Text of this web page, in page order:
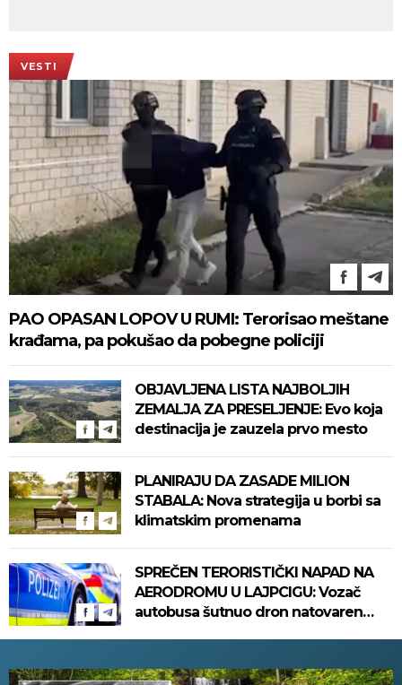
VESTI
PAO OPASAN LOPOV U RUMI: Terorisao meštane
krađama, pa pokušao da pobegne policiji
OBJAVLJENA LISTA NAJBOLJIH
ZEMALJA ZA PRESELJENJE: Evo koja
destinacija je zauzela prvo mesto
PLANIRAJU DA ZASADE MILION
STABALA: Nova strategija u borbi sa
klimatskim promenama
SPREČEN TERORISTIČKI NAPAD NA
AERODROMU U LAJPCIGU: Vozač
autobusa šutnuo dron natovaren